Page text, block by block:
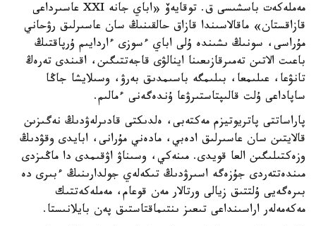
مەملەكەت باسشىسى ق. توقايەۆ «اباي جانە XXI عاسىرداعى
قازاقستان» ماقالاسىندا قازاق حالقىنىڭ سان عاسىرلىق رۋحاني
مۇراسى، سونىڭ ىشىندە ۇلى اباي ءسوزى ءاردايىم ۇرپاقتىڭ
باعىت الاتىن تەمىرقازىعىنا اينالۋى قاجەتتىگىن، اقىندى تەرەڭ
تانۋعا، عىلىمعا، بىلىمگە باسىمدىق بەرۋ، وسىلايشا جاڭا
ساپاداعى ۇلت قالىپتاستىرۋعا ۇندەگەنى ءمالىم.
پاراساتتى پاتريوتيزم مەكتەبى، ەلدىكتى قادىرلەۋدىڭ نەگىزىن
قالايتىن سان عاسىرلىق ادەبي، مادەني مۇرانى، ابايدى وقۋدىڭ
وزەكتىلىگىن العا قويدى. مىنەكي، وسىناۋ اۋقىمدى دا ماڭىزدى
مىندەتتەردى جۇزەگە اسىرۋدىڭ تىكەلەي جولدارىنىڭ ءبىرى دە
بىرەگەيى ۇلتتىق زيالى ورتالار مەن قوعام، مەملەكەتتىك
مەكەمەلەر اراسىنداعى تىعىز ىنتىماقتاستىق پەن بايلانىستا.